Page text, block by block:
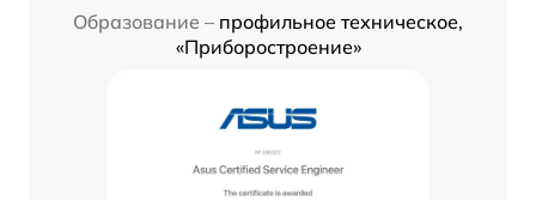
Образование – профильное техническое,
«Приборостроение»